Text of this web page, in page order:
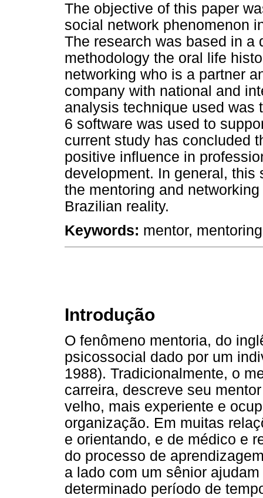
The objective of this paper
social network phenomenon
The research was based in a
methodology the oral life
networking who is a partner
company with national and
analysis technique used was
6 software was used to
current study has concluded
positive influence in
development. In general, this
the mentoring and
Brazilian reality.
Keywords: mentor,
Introdução
O fenômeno mentoria, do
psicossocial dado por um
1988). Tradicionalmente, o
carreira, descreve seu
velho, mais experiente e
organização. Em muitas
e orientando, e de médico e
do processo de
a lado com um sênior
determinado período de